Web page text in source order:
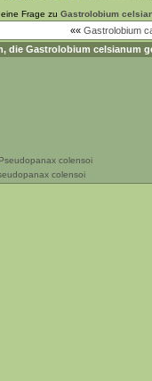
Frage zu Gastrolobium
«« Gastrolobium
die Gastrolobium celsianum
colensoi